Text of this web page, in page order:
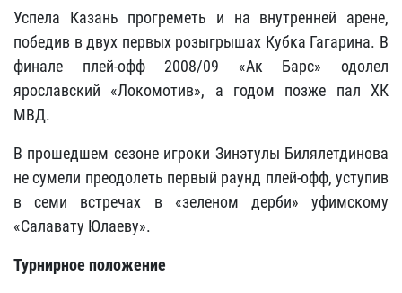
Успела Казань прогреметь и на внутренней арене,
победив в двух первых розыгрышах Кубка Гагарина. В
финале плей-офф 2008/09 «Ак Барс» одолел
ярославский «Локомотив», а годом позже пал ХК
МВД.
В прошедшем сезоне игроки Зинэтулы Билялетдинова
не сумели преодолеть первый раунд плей-офф, уступив
в семи встречах в «зеленом дерби» уфимскому
«Салавату Юлаеву».
Турнирное положение